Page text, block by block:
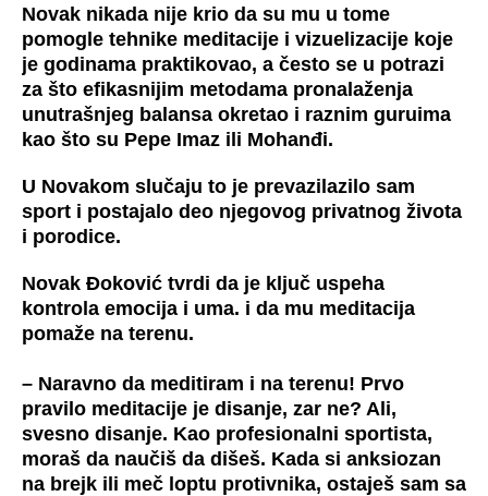
Novak nikada nije krio da su mu u tome
pomogle tehnike meditacije i vizuelizacije koje
je godinama praktikovao, a često se u potrazi
za što efikasnijim metodama pronalaženja
unutrašnjeg balansa okretao i raznim guruima
kao što su Pepe Imaz ili Mohanđi.
U Novakom slučaju to je prevazilazilo sam
sport i postajalo deo njegovog privatnog života
i porodice.
Novak Đoković tvrdi da je ključ uspeha
kontrola emocija i uma. i da mu meditacija
pomaže na terenu.
– Naravno da meditiram i na terenu! Prvo
pravilo meditacije je disanje, zar ne? Ali,
svesno disanje. Kao profesionalni sportista,
moraš da naučiš da dišeš. Kada si anksiozan
na brejk ili meč loptu protivnika, ostaješ sam sa